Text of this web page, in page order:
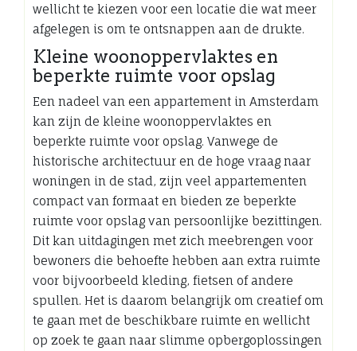
wellicht te kiezen voor een locatie die wat meer
afgelegen is om te ontsnappen aan de drukte.
Kleine woonoppervlaktes en
beperkte ruimte voor opslag
Een nadeel van een appartement in Amsterdam
kan zijn de kleine woonoppervlaktes en
beperkte ruimte voor opslag. Vanwege de
historische architectuur en de hoge vraag naar
woningen in de stad, zijn veel appartementen
compact van formaat en bieden ze beperkte
ruimte voor opslag van persoonlijke bezittingen.
Dit kan uitdagingen met zich meebrengen voor
bewoners die behoefte hebben aan extra ruimte
voor bijvoorbeeld kleding, fietsen of andere
spullen. Het is daarom belangrijk om creatief om
te gaan met de beschikbare ruimte en wellicht
op zoek te gaan naar slimme opbergoplossingen